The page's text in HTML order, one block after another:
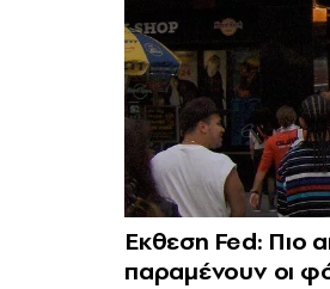
Εκθεση Fed: Πιο
παραμένουν οι